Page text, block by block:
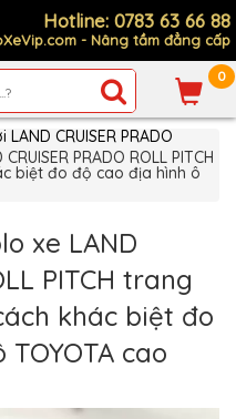
Hotline: 0783 63 66 88
- Nâng tầm đẳng cấp
0
LAND CRUISER PRADO
PRADO ROLL PITCH
biệt đo độ cao địa hình ô
xe LAND
PITCH trang
khác biệt đo
cao